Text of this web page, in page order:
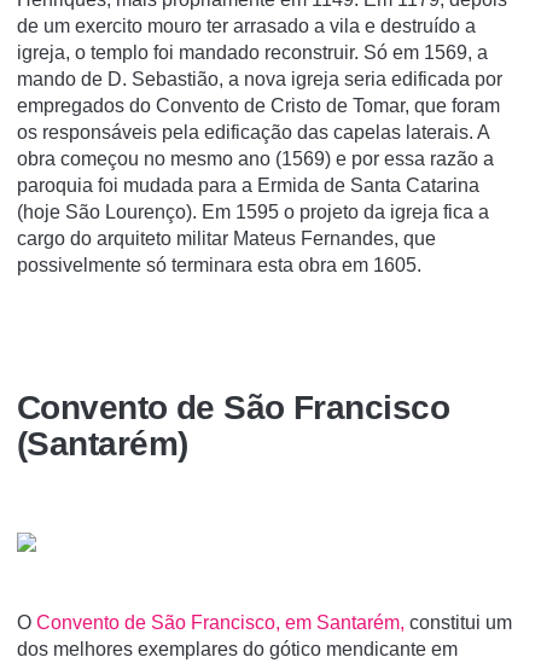
de um exercito mouro ter arrasado a vila e destruí­do a
igreja, o templo foi mandado reconstruir. Só em 1569, a
mando de D. Sebastião, a nova igreja seria edificada por
empregados do Convento de Cristo de Tomar, que foram
os responsáveis pela edificação das capelas laterais. A
obra começou no mesmo ano (1569) e por essa razão a
paroquia foi mudada para a Ermida de Santa Catarina
(hoje São Lourenço). Em 1595 o projeto da igreja fica a
cargo do arquiteto militar Mateus Fernandes, que
possivelmente só terminara esta obra em 1605.
Convento de São Francisco
(Santarém)
O Convento de São Francisco, em Santarém, constitui um
dos melhores exemplares do gótico mendicante em